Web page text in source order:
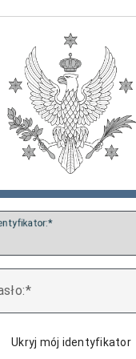
Ukryj mój identyfikator